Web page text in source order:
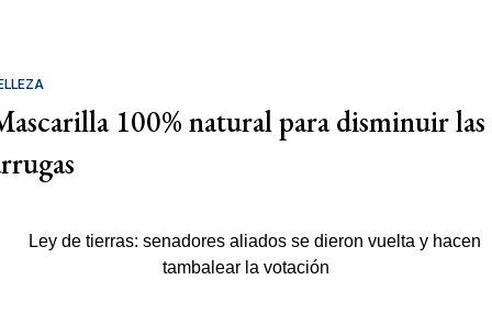
100% natural para disminuir las